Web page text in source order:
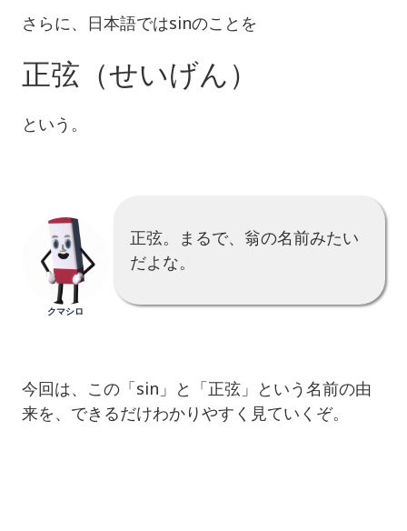
さらに、日本語ではsinのことを
正弦（せいげん）
という。
クマシロ
正弦。まるで、翁の名前みたい
だよな。
今回は、この「sin」と「正弦」という名前の由
来を、できるだけわかりやすく見ていくぞ。